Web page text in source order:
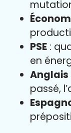
PSE :
en
Anglais
passé,